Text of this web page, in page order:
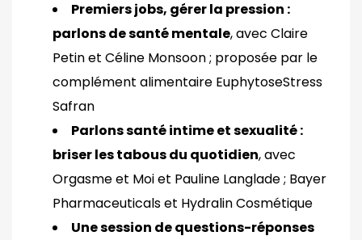
Premiers jobs, gérer la pression :
parlons de santé mentale, avec Claire
Petin et Céline Monsoon ; proposée par le
complément alimentaire EuphytoseStress
Safran
Parlons santé intime et sexualité :
briser les tabous du quotidien, avec
Orgasme et Moi et Pauline Langlade ; Bayer
Pharmaceuticals et Hydralin Cosmétique
Une session de questions-réponses